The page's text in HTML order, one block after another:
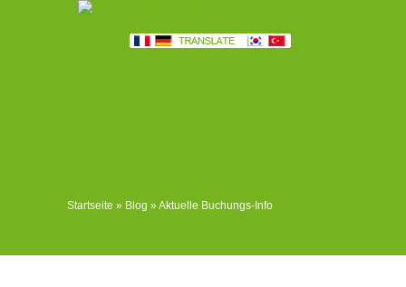
Startseite » Blog »Aktuelle Buchungs-Info